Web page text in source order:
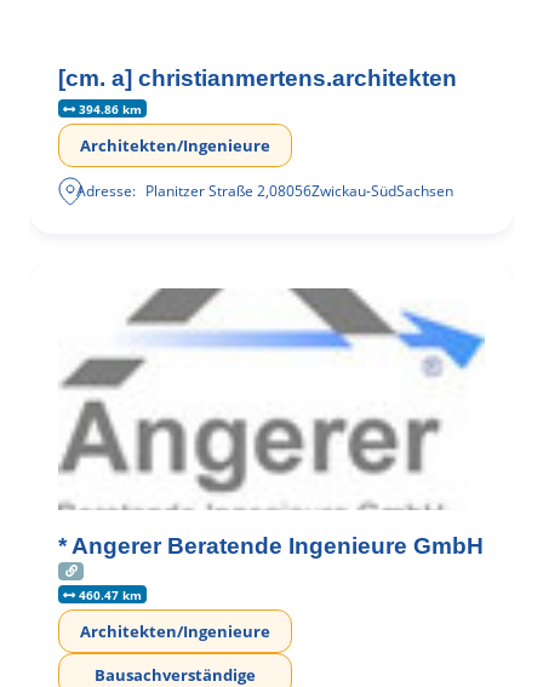
[cm. a] christianmertens.architekten
394.86 km
Architekten/Ingenieure
Adresse: Planitzer Straße 2,08056Zwickau-SüdSachsen
* Angerer Beratende Ingenieure GmbH
460.47 km
Architekten/Ingenieure
Bausachverständige